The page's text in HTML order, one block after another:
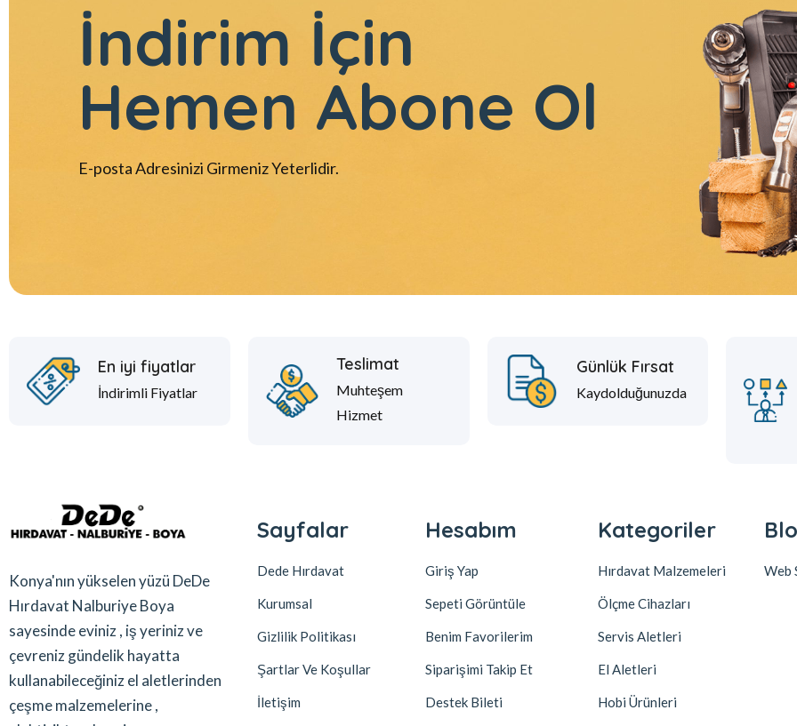
İndirim İçin
Hemen Abone Ol
E-posta Adresinizi Girmeniz Yeterlidir.
En iyi fiyatlar
İndirimli Fiyatlar
Teslimat
Muhteşem
Hizmet
Günlük Fırsat
Kaydolduğunuzda
Konya'nın yükselen yüzü DeDe
Hırdavat Nalburiye Boya
sayesinde eviniz , iş yeriniz ve
çevreniz gündelik hayatta
kullanabileceğiniz el aletlerinden
çeşme malzemelerine ,
Sayfalar
Dede Hırdavat
Kurumsal
Gizlilik Politikası
Şartlar Ve Koşullar
İletişim
Hesabım
Giriş Yap
Sepeti Görüntüle
Benim Favorilerim
Siparişimi Takip Et
Destek Bileti
Kategoriler
Hırdavat Malzemeleri
Ölçme Cihazları
Servis Aletleri
El Aletleri
Hobi Ürünleri
Web